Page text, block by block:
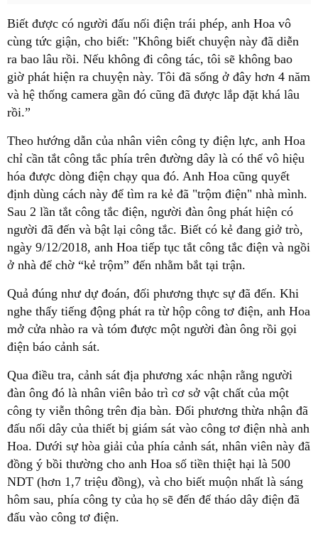
Biết được có người đấu nối điện trái phép, anh Hoa vô
cùng tức giận, cho biết: "Không biết chuyện này đã diễn
ra bao lâu rồi. Nếu không đi công tác, tôi sẽ không bao
giờ phát hiện ra chuyện này. Tôi đã sống ở đây hơn 4 năm
và hệ thống camera gần đó cũng đã được lắp đặt khá lâu
rồi.”
Theo hướng dẫn của nhân viên công ty điện lực, anh Hoa
chỉ cần tắt công tắc phía trên đường dây là có thể vô hiệu
hóa được dòng điện chạy qua đó. Anh Hoa cũng quyết
định dùng cách này để tìm ra kẻ đã "trộm điện" nhà mình.
Sau 2 lần tắt công tắc điện, người đàn ông phát hiện có
người đã đến và bật lại công tắc. Biết có kẻ đang giở trò,
ngày 9/12/2018, anh Hoa tiếp tục tắt công tắc điện và ngồi
ở nhà để chờ “kẻ trộm” đến nhằm bắt tại trận.
Quả đúng như dự đoán, đối phương thực sự đã đến. Khi
nghe thấy tiếng động phát ra từ hộp công tơ điện, anh Hoa
mở cửa nhào ra và tóm được một người đàn ông rồi gọi
điện báo cảnh sát.
Qua điều tra, cảnh sát địa phương xác nhận rằng người
đàn ông đó là nhân viên bảo trì cơ sở vật chất của một
công ty viễn thông trên địa bàn. Đối phương thừa nhận đã
đấu nối dây của thiết bị giám sát vào công tơ điện nhà anh
Hoa. Dưới sự hòa giải của phía cảnh sát, nhân viên này đã
đồng ý bồi thường cho anh Hoa số tiền thiệt hại là 500
NDT (hơn 1,7 triệu đồng), và cho biết muộn nhất là sáng
hôm sau, phía công ty của họ sẽ đến để tháo dây điện đã
đấu vào công tơ điện.